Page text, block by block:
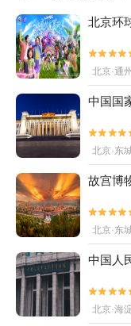
北京环
北京·通
中国国
北京·东
故宫博
北京·东
中国人
北京·海